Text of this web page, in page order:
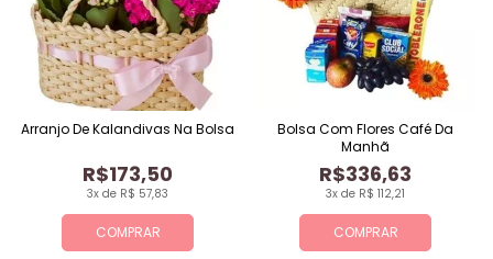
COMPRAR
3x de R$ 57,83
R$173,50
Arranjo De Kalandivas Na Bolsa
COMPRAR
3x de R$ 112,21
R$336,63
Bolsa Com Flores Café Da
Manhã